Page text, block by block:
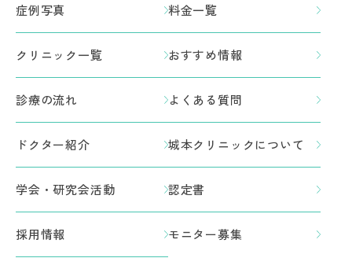
症例写真 料金一覧
クリニック一覧 おすすめ情報
診療の流れ よくある質問
ドクター紹介 城本クリニックについて
学会・研究会活動 認定書
採用情報 モニター募集